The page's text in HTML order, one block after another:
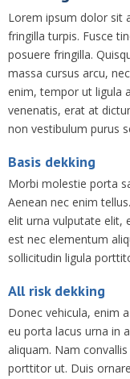
Lorem ipsum dolor sit
fringilla turpis. Fusce
posuere fringilla.
massa cursus arcu,
enim, tempor ut ligula
venenatis, erat at
non vestibulum purus
Basis dekking
Morbi molestie porta
Aenean nec enim
elit urna vulputate elit,
est nec elementum
sollicitudin ligula
All risk dekking
Donec vehicula, enim
eu porta lacus urna in
aliquam. Nam
porttitor ut. Duis